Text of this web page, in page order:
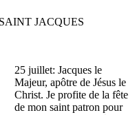
25 juillet: Jacques le
Majeur, apôtre de Jésus le
Christ. Je profite de la fête
de mon saint patron pour